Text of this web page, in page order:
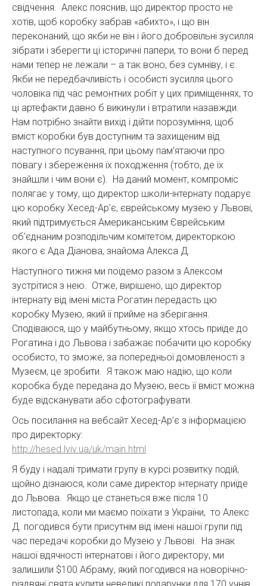
свідчення. Алекс пояснив, що директор просто не
хотів, щоб коробку забрав «абихто», і що він
переконаний, що якби не він і його добровільні зусилля
зібрати і зберегти ці історичні папери, то вони б перед
нами тепер не лежали – а так воно, без сумніву, і є.
Якби не передбачливість і особисті зусилля цього
чоловіка під час ремонтних робіт у цих приміщеннях, то
ці артефакти давно б викинули і втратили назавжди.
Нам потрібно знайти вихід і дійти порозуміння, щоб
вміст коробки був доступним та захищеним від
наступного псування, при цьому пам’ятаючи про
повагу і збереження їх походження (тобто, де їх
знайшли і чим вони є). На даний момент, компроміс
полягає у тому, що директор школи-інтернату подарує
цю коробку Хесед-Ар’є, єврейському музею у Львові,
який підтримується Американським Єврейським
об’єднаним розподільчим комітетом, директоркою
якого є Ада Діанова, знайома Алекса Д.
Наступного тижня ми поїдемо разом з Алексом
зустрітися з нею. Отже, вирішено, що директор
інтернату від імені міста Рогатин передасть цю
коробку Музею, який її прийме на зберігання.
Сподіваюся, що у майбутньому, якщо хтось приїде до
Рогатина і до Львова і забажає побачити цю коробку
особисто, то зможе, за попередньої домовленості з
Музеєм, це зробити. Я також маю надію, що коли
коробка буде передана до Музею, весь її вміст можна
буде відсканувати або сфотографувати.
Ось посилання на вебсайт Хесед-Ар’є з інформацією
про директорку:
http://hesed.lviv.ua/uk/main.html
Я буду і надалі тримати групу в курсі розвитку подій,
щойно дізнаюся, коли саме директор інтернату приїде
до Львова. Якщо це станеться вже після 10
листопада, коли ми маємо поїхати з України, то Алекс
Д. погодився бути присутнім від імені нашої групи під
час передачі коробки до Музею у Львові. На знак
нашої вдячності інтернатові і його директору, ми
залишили $100 Абраму, який погодився на новорічно-